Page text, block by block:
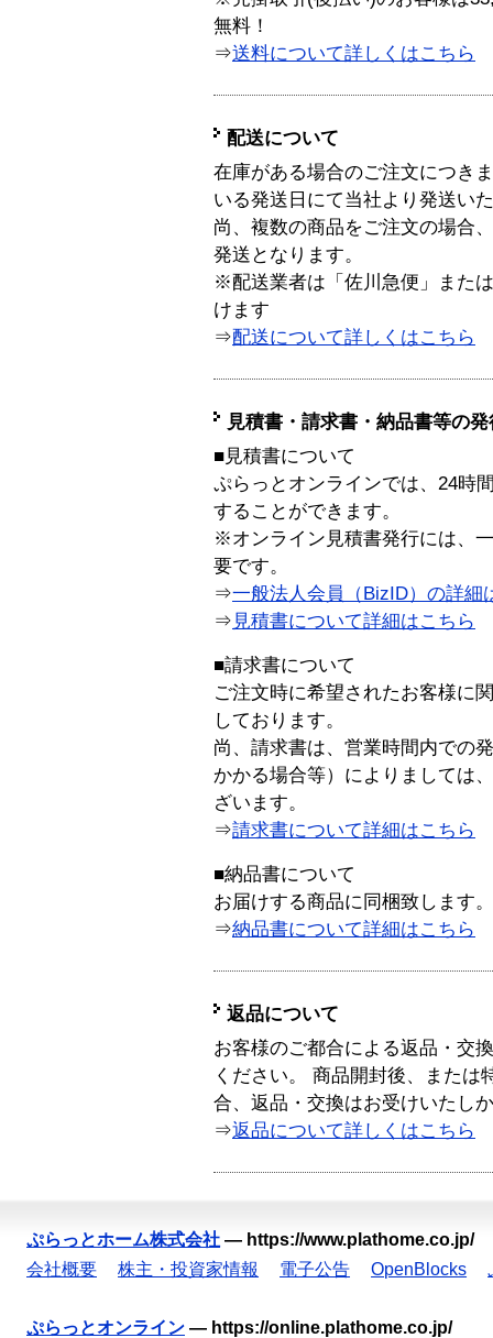
無料！
⇒送料について詳しくはこちら
配送について
在庫がある場合のご注文につき
いる発送日にて当社より発送い
尚、複数の商品をご注文の場合
発送となります。
※配送業者は「佐川急便」また
けます
⇒配送について詳しくはこちら
見積書・請求書・納品書等の
■見積書について
ぷらっとオンラインでは、24時
することができます。
※オンライン見積書発行には、
要です。
⇒一般法人会員（BizID）の詳細
⇒ 見積書について詳細はこちら
■請求書について
ご注文時に希望されたお客様に
しております。
尚、請求書は、営業時間内での
かかる場合等）によりましては
ざいます。
⇒請求書について詳細はこちら
■納品書について
お届けする商品に同梱致します。
⇒納品書について詳細はこちら
返品について
お客様のご都合による返品・交
ください。 商品開封後、または
合、返品・交換はお受けいたし
⇒返品について詳しくはこちら
ぷらっとホーム株式会社 — https://www.plathome.co.jp/
会社概要
株主・投資家情報 電子公告 OpenBlocks
ぷらっとオンライン — https://online.plathome.co.jp/